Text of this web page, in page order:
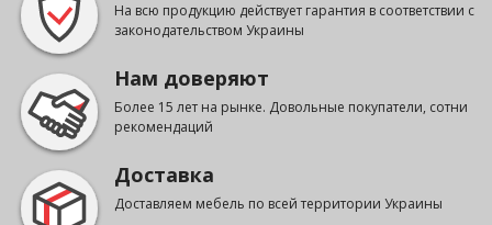
На всю продукцию действует гарантия в соответствии с
законодательством Украины
Нам доверяют
Более 15 лет на рынке. Довольные покупатели, сотни
рекомендаций
Доставка
Доставляем мебель по всей территории Украины